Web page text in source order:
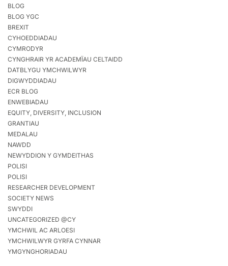
BLOG
BLOG YGC
BREXIT
CYHOEDDIADAU
CYMRODYR
CYNGHRAIR YR ACADEMÏAU CELTAIDD
DATBLYGU YMCHWILWYR
DIGWYDDIADAU
ECR BLOG
ENWEBIADAU
EQUITY, DIVERSITY, INCLUSION
GRANTIAU
MEDALAU
NAWDD
NEWYDDION Y GYMDEITHAS
POLISI
POLISI
RESEARCHER DEVELOPMENT
SOCIETY NEWS
SWYDDI
UNCATEGORIZED @CY
YMCHWIL AC ARLOESI
YMCHWILWYR GYRFA CYNNAR
YMGYNGHORIADAU